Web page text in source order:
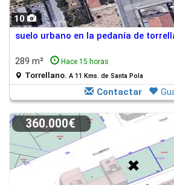
10
suelo urbano en la pedanía de
289 m² Hace 15 horas
Torrellano. A 11 Kms. de Santa Pola
Contactar
360.000€